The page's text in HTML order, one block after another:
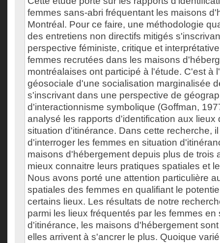
femmes sans-abri fréquentant les maisons
Montréal. Pour ce faire, une méthodologie
des entretiens non directifs mitigés
perspective féministe, critique et
femmes recrutées dans les maisons
montréalaises ont participé à l'étude. C'est à
géosociale d'une socialisation marginalisée
s'inscrivant dans une perspective de
d'interactionnisme symbolique (Goffman,
analysé les rapports d'identification aux lieux
situation d'itinérance. Dans cette recherche,
d'interroger les femmes en situation
maisons d'hébergement depuis plus de trois
mieux connaitre leurs pratiques spatiales et
Nous avons porté une attention particulière
spatiales des femmes en qualifiant le
certains lieux. Les résultats de notre
parmi les lieux fréquentés par les femmes en
d'itinérance, les maisons d'hébergement
elles arrivent à s'ancrer le plus. Quoique